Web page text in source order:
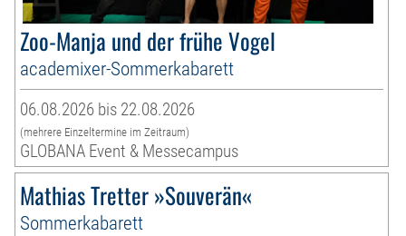
Zoo-Manja und der frühe Vogel
academixer-Sommerkabarett
06.08.2026 bis 22.08.2026
(mehrere Einzeltermine im Zeitraum)
GLOBANA Event & Messecampus
Mathias Tretter »Souverän«
Sommerkabarett